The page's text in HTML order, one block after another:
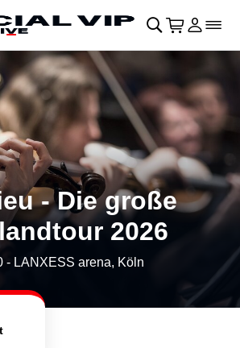
􀄫
􀊫 􀍩 Login
􀉩􀌇
- Die große
2026
- LANXESS arena, Köln